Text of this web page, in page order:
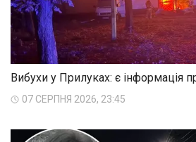
Вибухи у Прилуках: є інформація
07 СЕРПНЯ 2026, 23:45